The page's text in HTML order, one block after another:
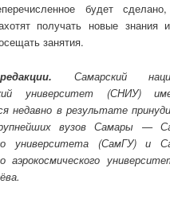
будет
получать новые знания
занятия.
Самарский
университет (СНИУ)
недавно в результате
вузов Самары —
университета (СамГУ) и
аэрокосмического